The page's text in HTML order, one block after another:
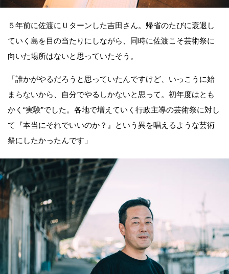
５年前に佐渡にＵターンした吉田さん。帰省のたびに衰退し
ていく島を目の当たりにしながら、同時に佐渡こそ芸術祭に
向いた場所はないと思っていたそう。
「誰かがやるだろうと思っていたんですけど、いっこうに始
まらないから、自分でやるしかないと思って。初年度はとも
かく“実験”でした。各地で増えていく行政主導の芸術祭に対し
て『本当にそれでいいのか？』という異を唱えるような芸術
祭にしたかったんです」